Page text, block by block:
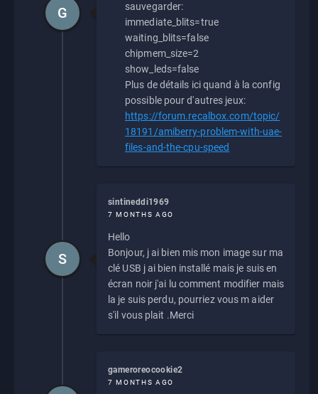
sauvegarder:
immediate_blits=true
waiting_blits=false
chipmem_size=2
show_leds=false
Plus de détails ici quand à la config
possible pour d'autres jeux:
https://forum.recalbox.com/topic/
18191/amiberry-problem-with-uae-
files-and-the-cpu-speed
G
sintineddi1969
7 MONTHS AGO
Hello
Bonjour, j ai bien mis mon image sur ma
clé USB j ai bien installé mais je suis en
écran noir j'ai lu comment modifier mais
la je suis perdu, pourriez vous m aider
s'il vous plait .Merci
S
gameroreocookie2
7 MONTHS AGO